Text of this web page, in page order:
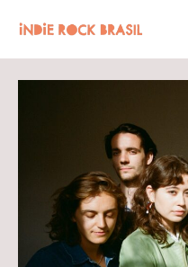
para
o
conteúdo